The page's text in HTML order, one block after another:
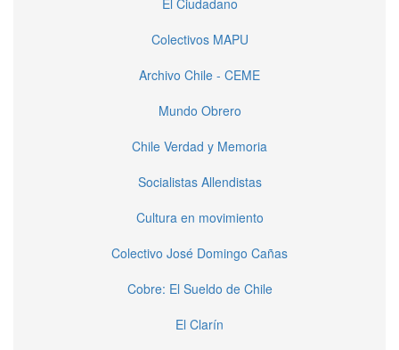
El Ciudadano
Colectivos MAPU
Archivo Chile - CEME
Mundo Obrero
Chile Verdad y Memoria
Socialistas Allendistas
Cultura en movimiento
Colectivo José Domingo Cañas
Cobre: El Sueldo de Chile
El Clarín